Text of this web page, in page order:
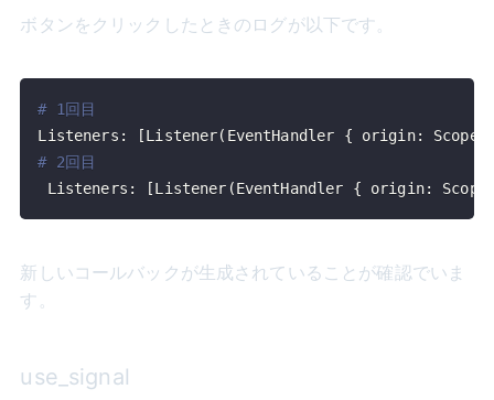
ボタンをクリックしたときのログが以下です。
# 1回目
Listeners:
[Listener( EventHandler { origin:
# 2回目
Listeners:
[Listener (EventHandler { origin:
新しいコールバックが生成されていることが確認でいま
す。
use_signal